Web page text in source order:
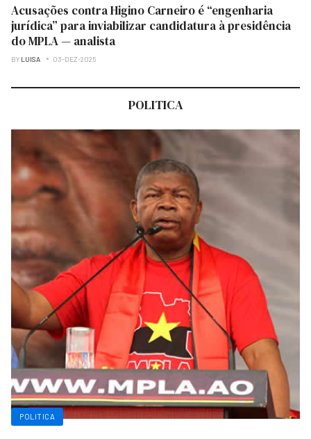
Acusações contra Higino Carneiro é “engenharia
jurídica” para inviabilizar candidatura à presidência
do MPLA — analista
BY LUISA 03-DEZ-2025
POLITICA
POLITICA